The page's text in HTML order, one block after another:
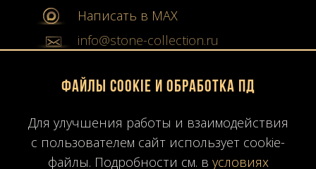
Написать в MAX
info@stone-collection.ru
Мы в социальных сетях:
Youtube
Файлы Cookie и обработка ПД
Для улучшения работы и взаимодействия
с пользователем сайт использует cookie-
файлы. Подробности см. в условиях